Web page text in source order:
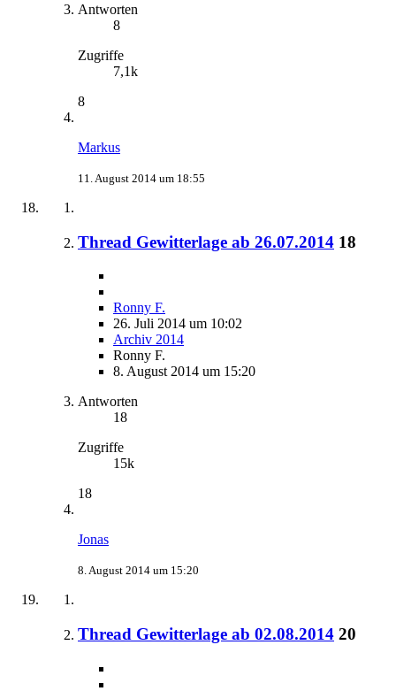
Antworten
8
Zugriffe
7,1k
8
Markus
11. August 2014 um 18:55
Thread Gewitterlage ab 26.07.2014 18
Ronny F.
26. Juli 2014 um 10:02
Archiv 2014
Ronny F.
8. August 2014 um 15:20
Antworten
18
Zugriffe
15k
18
Jonas
8. August 2014 um 15:20
Thread Gewitterlage ab 02.08.2014 20